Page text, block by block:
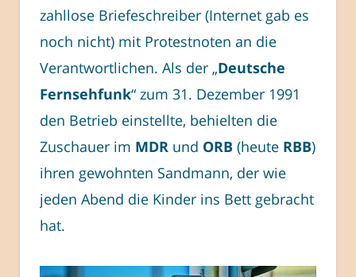
zahllose Briefeschreiber (Internet gab es
noch nicht) mit Protestnoten an die
Verantwortlichen. Als der „Deutsche
Fernsehfunk“ zum 31. Dezember 1991
den Betrieb einstellte, behielten die
Zuschauer im MDR und ORB (heute RBB)
ihren gewohnten Sandmann, der wie
jeden Abend die Kinder ins Bett gebracht
hat.